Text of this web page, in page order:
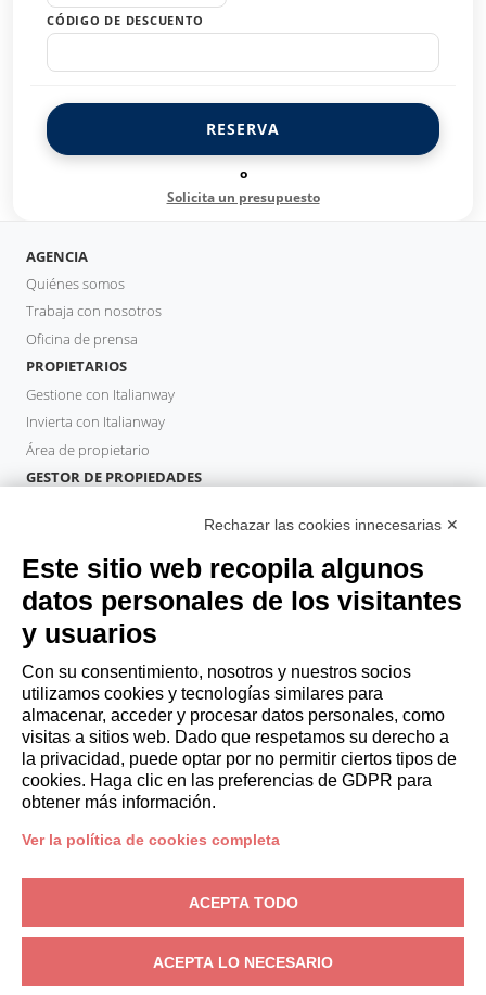
CÓDIGO DE DESCUENTO
RESERVA
o
Solicita un presupuesto
AGENCIA
Quiénes somos
Trabaja con nosotros
Oficina de prensa
PROPIETARIOS
Gestione con Italianway
Invierta con Italianway
Área de propietario
GESTOR DE PROPIEDADES
HUÉSPEDES
Reserve una estancia
Estancias largas
Experiencias para los Huéspedes
Descuentos para husespedes
Convenios para empresas
booking@italianway.house
+390286882952
N.° de IVA: 08839180968 -PMI Innovativa
Privacidad-Condiciones-Cookies-Whistleblowing
Rechazar las cookies innecesarias ✕
Este sitio web recopila algunos
datos personales de los visitantes
y usuarios
Con su consentimiento, nosotros y nuestros socios
utilizamos cookies y tecnologías similares para
almacenar, acceder y procesar datos personales, como
visitas a sitios web. Dado que respetamos su derecho a
la privacidad, puede optar por no permitir ciertos tipos de
cookies. Haga clic en las preferencias de GDPR para
obtener más información.
Ver la política de cookies completa
ACEPTA TODO
ACEPTA LO NECESARIO